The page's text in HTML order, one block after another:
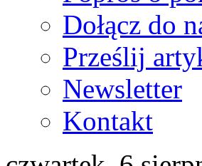
Dołącz do
Prześlij
Newsletter
Kontakt